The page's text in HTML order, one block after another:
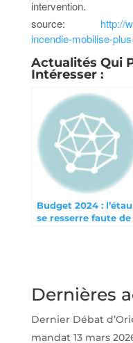
intervention.
source: http://
incendie-mobilise-
Actualités Qui
Intéresser :
Budget 2024 : l’étau
se resserre faute de
Dernières
Dernier Débat
mandat 13 mars